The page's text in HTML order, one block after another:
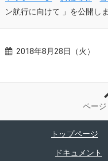
ン航行に向けて 」を公開し
2018年8月28日（火）
ペー
トップページ
ドキュメント